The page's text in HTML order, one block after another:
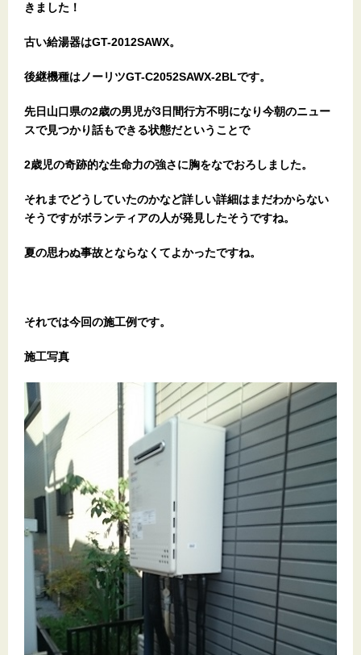
きました！
古い給湯器はGT-2012SAWX。
後継機種はノーリツGT-C2052SAWX-2BLです。
先日山口県の2歳の男児が3日間行方不明になり今朝のニュー
スで見つかり話もできる状態だということで
2歳児の奇跡的な生命力の強さに胸をなでおろしました。
それまでどうしていたのかなど詳しい詳細はまだわからない
そうですがボランティアの人が発見したそうですね。
夏の思わぬ事故とならなくてよかったですね。
それでは今回の施工例です。
施工写真